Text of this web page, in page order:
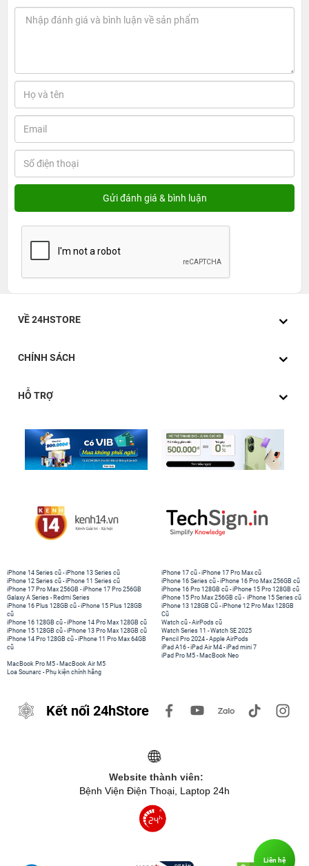
VỀ 24HSTORE
CHÍNH SÁCH
HỖ TRỢ
iPhone 14 Series cũ -iPhone 13 Series cũ
iPhone 12 Series cũ -iPhone 11 Series cũ
iPhone 17 Pro Max 256GB -iPhone 17 Pro 256GB
Galaxy A Series - Redmi Series
iPhone 17 cũ -iPhone 17 Pro Max cũ
iPhone 16 Series cũ - iPhone 16 Pro Max 256GB cũ
iPhone 16 Pro 128GB cũ -iPhone 15 Pro 128GB cũ
iPhone 15 Pro Max 256GB cũ - iPhone 15 Series cũ
iPhone 16 Plus 128GB cũ -iPhone 15 Plus 128GB
cũ
iPhone 16 128GB cũ -iPhone 14 Pro Max 128GB cũ
iPhone 15 128GB cũ -iPhone 13 Pro Max 128GB cũ
iPhone 14 Pro 128GB cũ -iPhone 11 Pro Max 64GB
cũ
iPhone 13 128GB Cũ -iPhone 12 Pro Max 128GB
Cũ
Watch cũ -AirPods cũ
Watch Series 11 -Watch SE 2025
Pencil Pro 2024 -Apple AirPods
iPad A16 -iPad Air M4 -iPad mini 7
iPad Pro M5 - MacBook Neo
MacBook Pro M5 - MacBook Air M5
Loa Sounarc - Phụ kiện chính hãng
Kết nối 24hStore
Website thành viên:
Bệnh Viện Điện Thoại, Laptop 24h
Liên hệ